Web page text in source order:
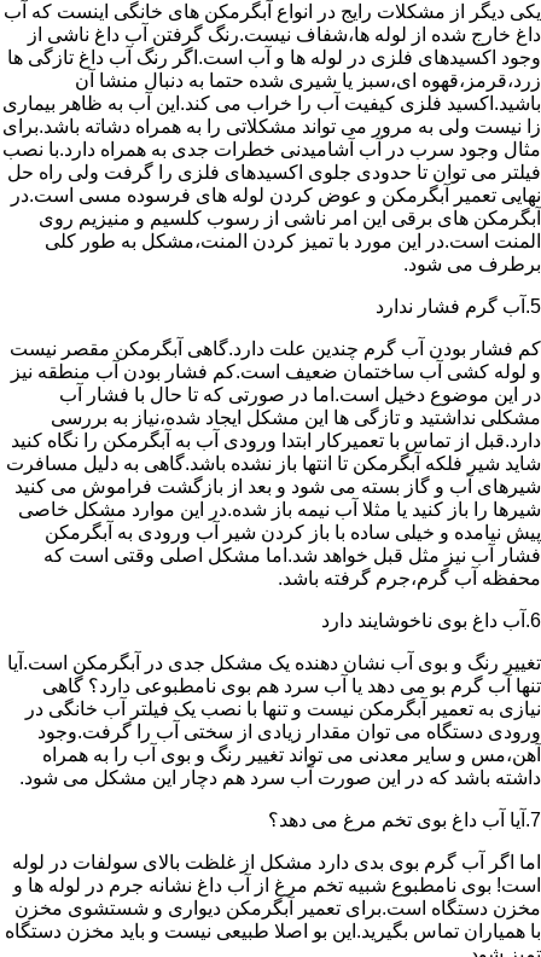
یکی دیگر از مشکلات رایج در انواع آبگرمکن های خانگی اینست که آب
داغ خارج شده از لوله ها،شفاف نیست.رنگ گرفتن آب داغ ناشی از
وجود اکسیدهای فلزی در لوله ها و آب است.اگر رنگ آب داغ تازگی ها
زرد،قرمز،قهوه ای،سبز یا شیری شده حتما به دنبال منشا آن
باشید.اکسید فلزی کیفیت آب را خراب می کند.این آب به ظاهر بیماری
زا نیست ولی به مرور می تواند مشکلاتی را به همراه دشاته باشد.برای
مثال وجود سرب در آب آشامیدنی خطرات جدی به همراه دارد.با نصب
فیلتر می توان تا حدودی جلوی اکسیدهای فلزی را گرفت ولی راه حل
نهایی تعمیر آبگرمکن و عوض کردن لوله های فرسوده مسی است.در
آبگرمکن های برقی این امر ناشی از رسوب کلسیم و منیزیم روی
المنت است.در این مورد با تمیز کردن المنت،مشکل به طور کلی
برطرف می شود.
5.آب گرم فشار ندارد
کم فشار بودن آب گرم چندین علت دارد.گاهی آبگرمکن مقصر نیست
و لوله کشی آب ساختمان ضعیف است.کم فشار بودن آب منطقه نیز
در این موضوع دخیل است.اما در صورتی که تا حال با فشار آب
مشکلی نداشتید و تازگی ها این مشکل ایجاد شده،نیاز به بررسی
دارد.قبل از تماس با تعمیرکار ابتدا ورودی آب به آبگرمکن را نگاه کنید
شاید شیر فلکه آبگرمکن تا انتها باز نشده باشد.گاهی به دلیل مسافرت
شیرهای آب و گاز بسته می شود و بعد از بازگشت فراموش می کنید
شیرها را باز کنید یا مثلا آب نیمه باز شده.در این موارد مشکل خاصی
پیش نیامده و خیلی ساده با باز کردن شیر آب ورودی به آبگرمکن
فشار آب نیز مثل قبل خواهد شد.اما مشکل اصلی وقتی است که
محفظه آب گرم،جرم گرفته باشد.
6.آب داغ بوی ناخوشایند دارد
تغییر رنگ و بوی آب نشان دهنده یک مشکل جدی در آبگرمکن است.آیا
تنها آب گرم بو می دهد یا آب سرد هم بوی نامطبوعی دارد؟ گاهی
نیازی به تعمیر آبگرمکن نیست و تنها با نصب یک فیلتر آب خانگی در
ورودی دستگاه می توان مقدار زیادی از سختی آب را گرفت.وجود
آهن،مس و سایر معدنی می تواند تغییر رنگ و بوی آب را به همراه
داشته باشد که در این صورت آب سرد هم دچار این مشکل می شود.
7.آیا آب داغ بوی تخم مرغ می دهد؟
اما اگر آب گرم بوی بدی دارد مشکل از غلظت بالای سولفات در لوله
است! بوی نامطبوع شبیه تخم مرغ از آب داغ نشانه جرم در لوله ها و
مخزن دستگاه است.برای تعمیر آبگرمکن دیواری و شستشوی مخزن
با همیاران تماس بگیرید.این بو اصلا طبیعی نیست و باید مخزن دستگاه